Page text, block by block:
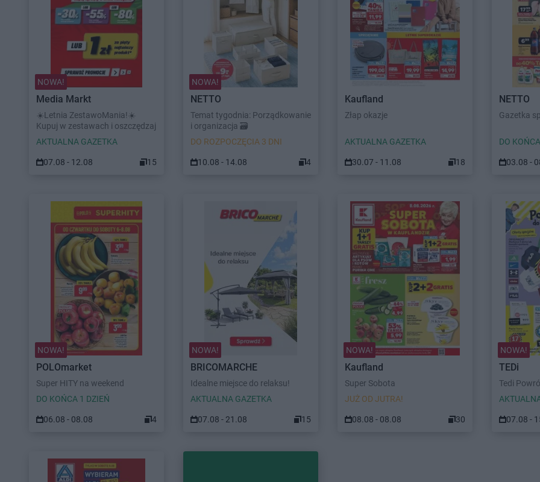
NOWA!
Media Markt
☀️Letnia ZestawoMania!☀️
Kupuj w zestawach i oszczędzaj
AKTUALNA GAZETKA
07.08 - 12.08 15
NOWA!
NETTO
Temat tygodnia: Porządkowanie
i organizacja 🗃️
DO ROZPOCZĘCIA 3 DNI
10.08 - 14.08 4
Kaufland
Złap okazje
AKTUALNA GAZETKA
30.07 - 11.08 18
NETTO
Gazetka
DO
03.08 -
NOWA!
POLOmarket
Super HITY na weekend
DO KOŃCA 1 DZIEŃ
06.08 - 08.08 4
NOWA!
BRICOMARCHE
Idealne miejsce do relaksu!
AKTUALNA GAZETKA
07.08 - 21.08 15
NOWA!
Kaufland
Super Sobota
JUŻ OD JUTRA!
08.08 - 08.08 30
NOWA!
TEDi
Tedi
07.08 -